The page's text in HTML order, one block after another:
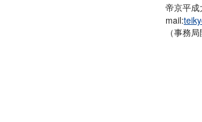
帝京平
mail:
（事務